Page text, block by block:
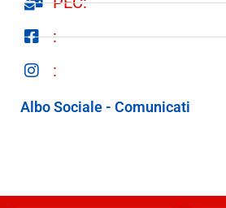
:
:
Albo Sociale - Comunicati